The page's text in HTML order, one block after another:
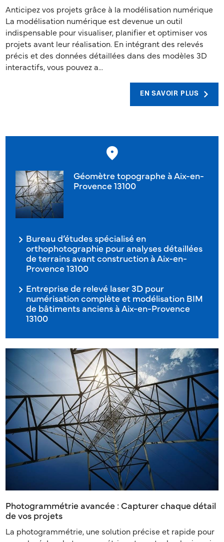
Anticipez vos projets grâce à la modélisation numérique
La modélisation numérique est devenue un outil
indispensable pour visualiser, planifier et optimiser vos
projets avant leur réalisation. En intégrant des relevés
précis et des données détaillées dans des modèles 3D
interactifs, vous pouvez a...
EN SAVOIR PLUS
Géomètre topographe à Aix-en-
Provence 13100
Bureau d’études spécialisé en
orthophotographie pour analyses détaillées
de terrains avant construction à Aix-en-
Provence 13100
Entreprise de relevé laser 3D pour
numérisation complète et modélisation BIM
de bâtiments anciens à Aix-en-Provence
13100
Photogrammétrie avancée : Capturer chaque détail
de vos projets
La photogrammétrie, une solution précise et rapide pour